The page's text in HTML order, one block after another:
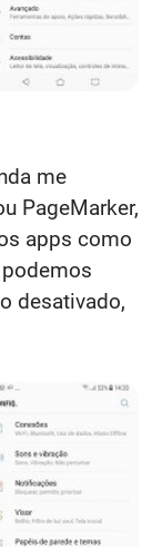
me
PageMarker,
apps como
desativado,